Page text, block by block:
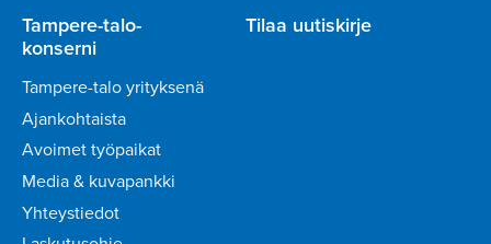
Tampere-talo-
konserni
Tampere-talo yrityksenä
Ajankohtaista
Avoimet työpaikat
Media & kuvapankki
Yhteystiedot
Tilaa uutiskirje